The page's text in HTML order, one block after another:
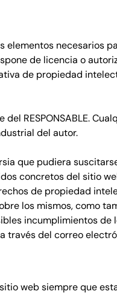
elementos necesarios
de licencia o
de propiedad
RESPONSABLE.
del autor.
que pudiera
concretos del sitio
de propiedad
los mismos, como
incumplimientos de
través del correo
web siempre que